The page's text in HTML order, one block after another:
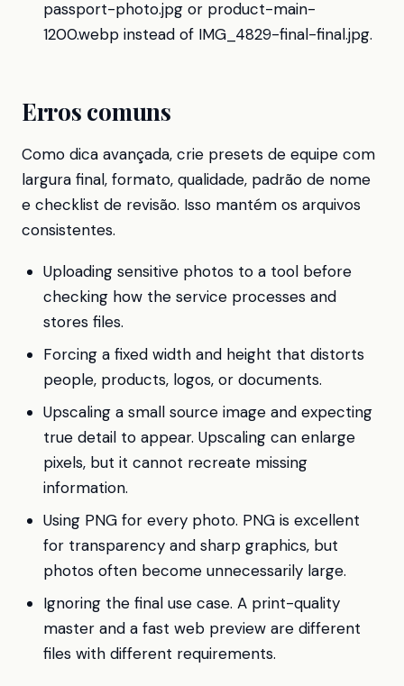
passport-photo.jpg or product-main-
1200.webp instead of IMG_4829-final-final.jpg.
Erros comuns
Como dica avançada, crie presets de equipe com
largura final, formato, qualidade, padrão de nome
e checklist de revisão. Isso mantém os arquivos
consistentes.
Uploading sensitive photos to a tool before
checking how the service processes and
stores files.
Forcing a fixed width and height that distorts
people, products, logos, or documents.
Upscaling a small source image and expecting
true detail to appear. Upscaling can enlarge
pixels, but it cannot recreate missing
information.
Using PNG for every photo. PNG is excellent
for transparency and sharp graphics, but
photos often become unnecessarily large.
Ignoring the final use case. A print-quality
master and a fast web preview are different
files with different requirements.